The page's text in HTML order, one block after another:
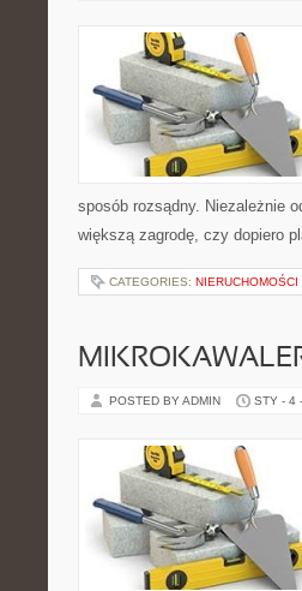
sposób rozsądny. Niezależnie
większą zagrodę, czy dopiero
CATEGORIES: NIERUCHOMOŚCI
POSTED BY ADMIN STY - 4